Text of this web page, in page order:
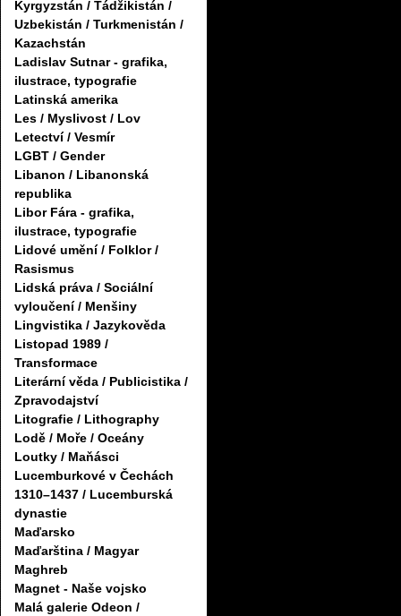
Kyrgyzstán / Tádžikistán /
Uzbekistán / Turkmenistán /
Kazachstán
Ladislav Sutnar - grafika,
ilustrace, typografie
Latinská amerika
Les / Myslivost / Lov
Letectví / Vesmír
LGBT / Gender
Libanon / Libanonská
republika
Libor Fára - grafika,
ilustrace, typografie
Lidové umění / Folklor /
Rasismus
Lidská práva / Sociální
vyloučení / Menšiny
Lingvistika / Jazykověda
Listopad 1989 /
Transformace
Literární věda / Publicistika /
Zpravodajství
Litografie / Lithography
Lodě / Moře / Oceány
Loutky / Maňásci
Lucemburkové v Čechách
1310–1437 / Lucemburská
dynastie
Maďarsko
Maďarština / Magyar
Maghreb
Magnet - Naše vojsko
Malá galerie Odeon /